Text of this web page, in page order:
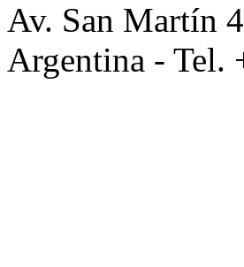
Av. San Martín
Argentina - Tel.